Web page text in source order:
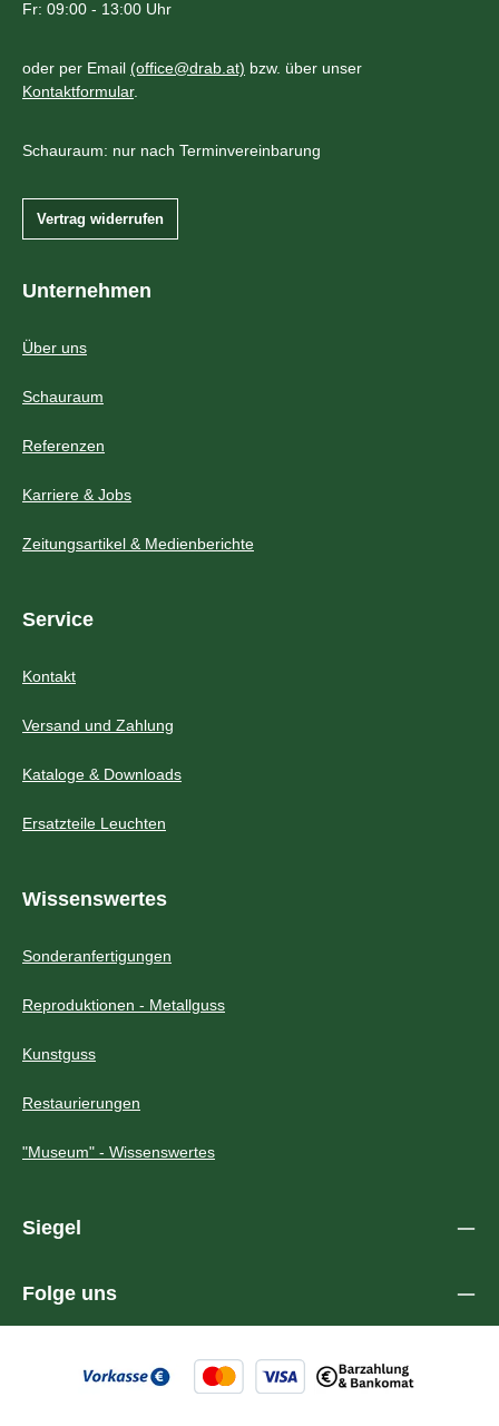
Fr: 09:00 - 13:00 Uhr
oder per Email (office@drab.at) bzw. über unser
Kontaktformular.
Schauraum: nur nach Terminvereinbarung
Vertrag widerrufen
Unternehmen
Über uns
Schauraum
Referenzen
Karriere & Jobs
Zeitungsartikel & Medienberichte
Service
Kontakt
Versand und Zahlung
Kataloge & Downloads
Ersatzteile Leuchten
Wissenswertes
Sonderanfertigungen
Reproduktionen - Metallguss
Kunstguss
Restaurierungen
"Museum" - Wissenswertes
Siegel
Folge uns